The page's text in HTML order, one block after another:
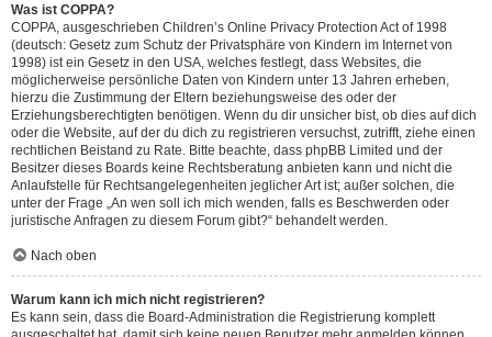
Was ist COPPA?
COPPA, ausgeschrieben Children’s Online Privacy Protection Act of 1998
(deutsch: Gesetz zum Schutz der Privatsphäre von Kindern im Internet von
1998) ist ein Gesetz in den USA, welches festlegt, dass Websites, die
möglicherweise persönliche Daten von Kindern unter 13 Jahren erheben,
hierzu die Zustimmung der Eltern beziehungsweise des oder der
Erziehungsberechtigten benötigen. Wenn du dir unsicher bist, ob dies auf dich
oder die Website, auf der du dich zu registrieren versuchst, zutrifft, ziehe einen
rechtlichen Beistand zu Rate. Bitte beachte, dass phpBB Limited und der
Besitzer dieses Boards keine Rechtsberatung anbieten kann und nicht die
Anlaufstelle für Rechtsangelegenheiten jeglicher Art ist; außer solchen, die
unter der Frage „An wen soll ich mich wenden, falls es Beschwerden oder
juristische Anfragen zu diesem Forum gibt?“ behandelt werden.
Nach oben
Warum kann ich mich nicht registrieren?
Es kann sein, dass die Board-Administration die Registrierung komplett